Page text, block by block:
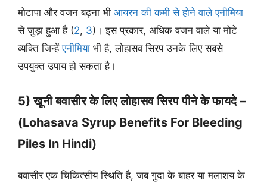
मोटापा और वजन बढ़ना भी आयरन की कमी से होने वाले एनीमिया
से जुड़ा हुआ है (2, 3)। इस प्रकार, अधिक वजन वाले या मोटे
व्यक्ति जिन्हेंएनीमिया भी है, लोहासव सिरप उनके लिए सबसे
उपयुक्त उपाय हो सकता है।
5) खूनी बवासीर के लिए लोहासव सिरप पीने के फायदे –
(Lohasava Syrup Benefits For Bleeding
Piles In Hindi)
बवासीर एक चिकित्सीय स्थिति है, जब गुदा के बाहर या मलाशय के